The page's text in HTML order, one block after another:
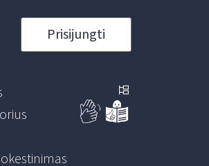
Prisijungti